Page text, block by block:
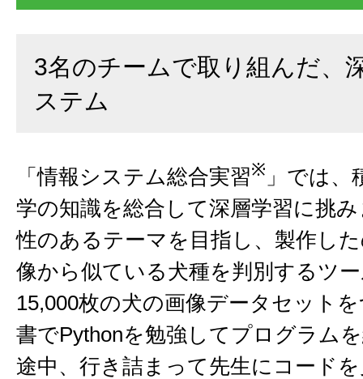
3名のチームで取り組んだ、
ステム
「情報システム総合実習※ 」では、
学の知識を総合して深層学習に挑
性のあるテーマを目指し、製作し
像から似ている犬種を判別するツ
15,000枚の犬の画像データセット
書でPythonを勉強してプログラム
途中、行き詰まって先生にコード